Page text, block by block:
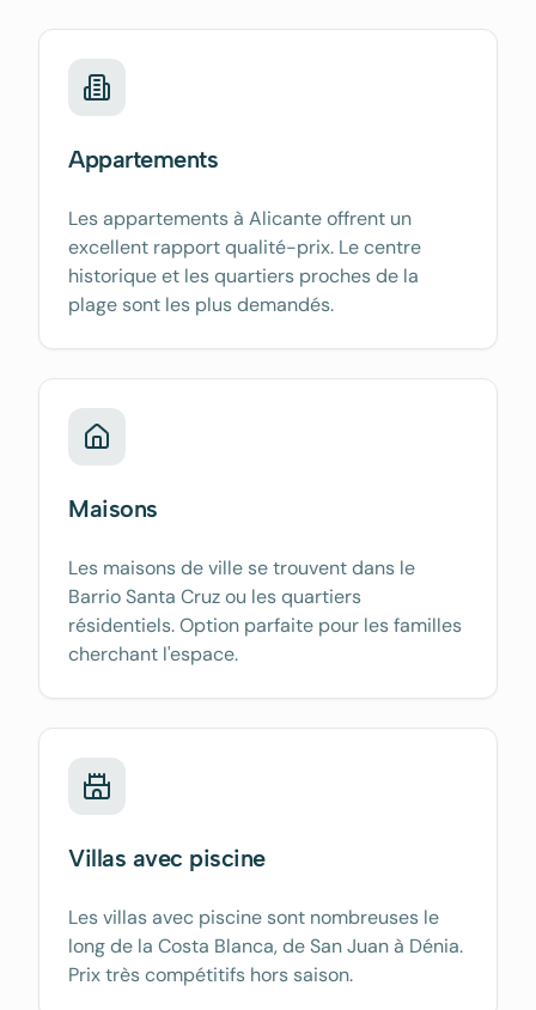
Appartements
Les appartements à Alicante offrent un
excellent rapport qualité-prix. Le centre
historique et les quartiers proches de la
plage sont les plus demandés.
Maisons
Les maisons de ville se trouvent dans le
Barrio Santa Cruz ou les quartiers
résidentiels. Option parfaite pour les familles
cherchant l'espace.
Villas avec piscine
Les villas avec piscine sont nombreuses le
long de la Costa Blanca, de San Juan à Dénia.
Prix très compétitifs hors saison.